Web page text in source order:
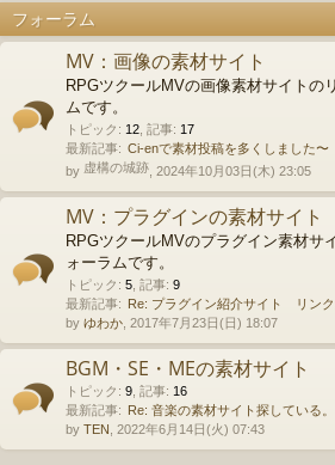
ン
フォーラム
MV：画像の素材サイト
RPGツクールMVの画像素材サイトの
ムです。
トピック : 12 記事: 17
最新記事: Ci-enで素材投稿を多くしました〜
by 虚構の城跡 , 2024年10月03日(木) 23:05
MV：プラグインの素材サイト
RPGツクールMVのプラグイン素材サ
ォーラムです。
トピック : 5 記事: 9
最新記事: Re: プラグイン紹介サイト リン
by ゆわか , 2017年7月23日(日) 18:07
BGM・SE・MEの素材サイト
トピック : 9 記事: 16
最新記事: Re: 音楽の素材サイト探している。
by TEN , 2022年6月14日(火) 07:43